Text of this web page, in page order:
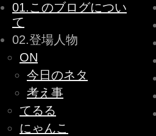
01.このブログについ
て
02.登場人物
ON
今日のネタ
考え事
てるる
にゃんこ